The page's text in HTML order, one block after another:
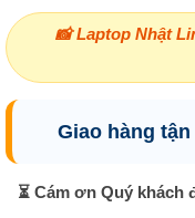
📸 Laptop Nhật
Giao hàng
⏳ Cám ơn Quý khách